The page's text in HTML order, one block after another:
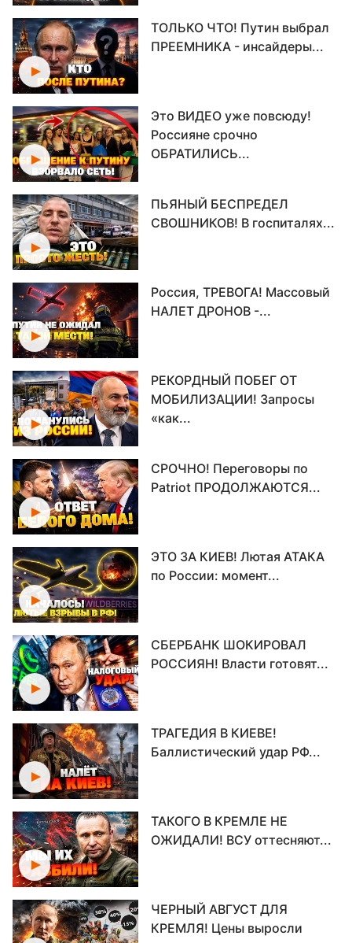
ТОЛЬКО ЧТО! Путин выбрал
ПРЕЕМНИКА - инсайдеры...
Это ВИДЕО уже повсюду!
Россияне срочно
ОБРАТИЛИСЬ...
ПЬЯНЫЙ БЕСПРЕДЕЛ
СВОШНИКОВ! В госпиталях...
Россия, ТРЕВОГА! Массовый
НАЛЕТ ДРОНОВ -...
РЕКОРДНЫЙ ПОБЕГ ОТ
МОБИЛИЗАЦИИ! Запросы
«как...
СРОЧНО! Переговоры по
Patriot ПРОДОЛЖАЮТСЯ...
ЭТО ЗА КИЕВ! Лютая АТАКА
по России: момент...
СБЕРБАНК ШОКИРОВАЛ
РОССИЯН! Власти готовят...
ТРАГЕДИЯ В КИЕВЕ!
Баллистический удар РФ...
ТАКОГО В КРЕМЛЕ НЕ
ОЖИДАЛИ! ВСУ оттесняют...
ЧЕРНЫЙ АВГУСТ ДЛЯ
КРЕМЛЯ! Цены выросли